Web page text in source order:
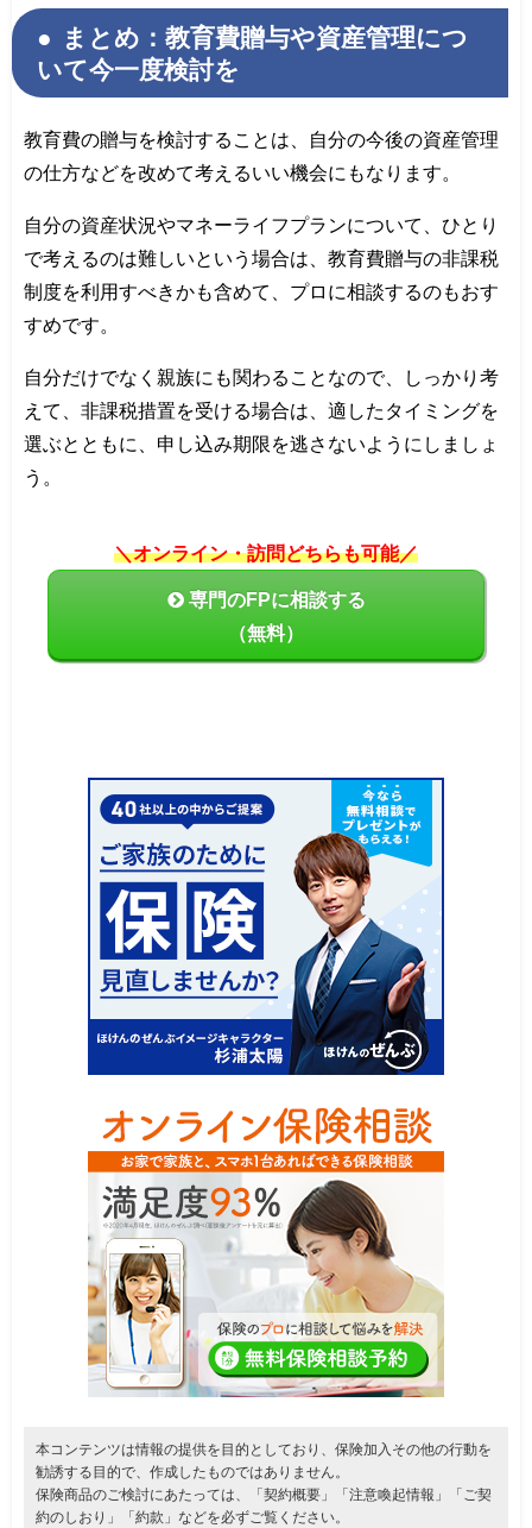
まとめ：教育費贈与や資産管理につ
いて今一度検討を
教育費の贈与を検討することは、自分の今後の資産管理
の仕方などを改めて考えるいい機会にもなります。
自分の資産状況やマネーライフプランについて、ひとり
で考えるのは難しいという場合は、教育費贈与の非課税
制度を利用すべきかも含めて、プロに相談するのもおす
すめです。
自分だけでなく親族にも関わることなので、しっかり考
えて、非課税措置を受ける場合は、適したタイミングを
選ぶとともに、申し込み期限を逃さないようにしましょ
う。
＼オンライン・訪問どちらも可能／
専門のFPに相談する
（無料）
本コンテンツは情報の提供を目的としており、保険加入その他の行動を
勧誘する目的で、作成したものではありません。
保険商品のご検討にあたっては、「契約概要」「注意喚起情報」「ご契
約のしおり」「約款」などを必ずご覧ください。